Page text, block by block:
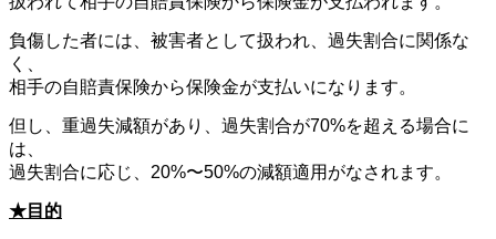
負傷した者には、被害者として扱われ、過失割合に関係な
く、
相手の自賠責保険から保険金が支払いになります。
但し、重過失減額があり、過失割合が70%を超える場合に
は、
過失割合に応じ、20%〜50%の減額適用がなされます。
★目的